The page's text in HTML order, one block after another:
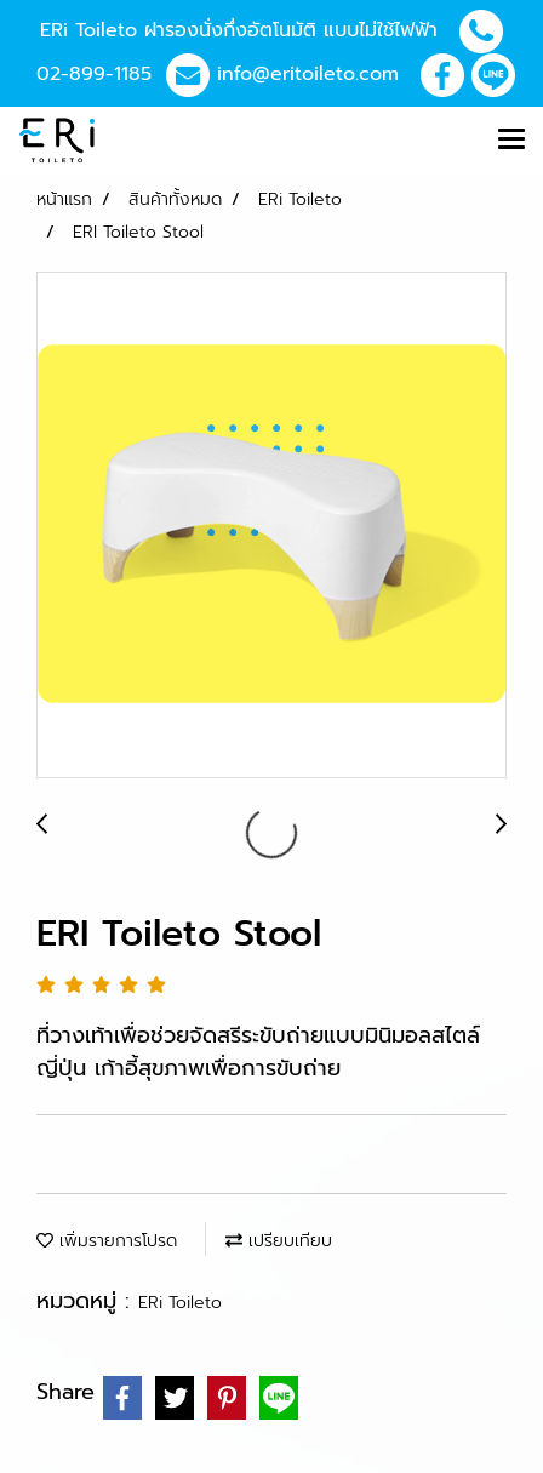
ERi Toileto ฝารองนั่งกึ่งอัตโนมัติ แบบไม่ใช้ไฟฟ้า
02-899-1185
info@eritoileto.com
หน้าแรก สินค้าทั้งหมด
ERi Toileto
ERI Toileto Stool
ERI Toileto Stool
ที่วางเท้าเพื่อช่วยจัดสรีระขับถ่ายแบบมินิมอลสไตล์
ญี่ปุ่น เก้าอี้สุขภาพเพื่อการขับถ่าย
เพิ่มรายการโปรด เปรียบเทียบ
หมวดหมู่ : ERi Toileto
Share